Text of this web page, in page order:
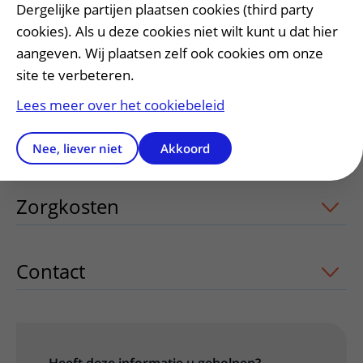
Symptomenuitklapper, klik om te
Onderzoek & diagnose
Behandelinguitklapper, klik om te
Zorgkosten uitklapper, klik om te
Contact uitklapper, klik om te openen
Dergelijke partijen plaatsen cookies (third party
cookies). Als u deze cookies niet wilt kunt u dat hier
aangeven. Wij plaatsen zelf ook cookies om onze
site te verbeteren.
Lees meer over het cookiebeleid
Nee, liever niet Akkoord